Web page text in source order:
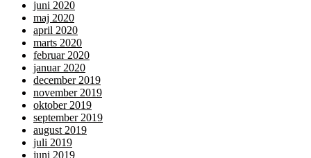
juni 2020
maj 2020
april 2020
marts 2020
februar 2020
januar 2020
december 2019
november 2019
oktober 2019
september 2019
august 2019
juli 2019
juni 2019